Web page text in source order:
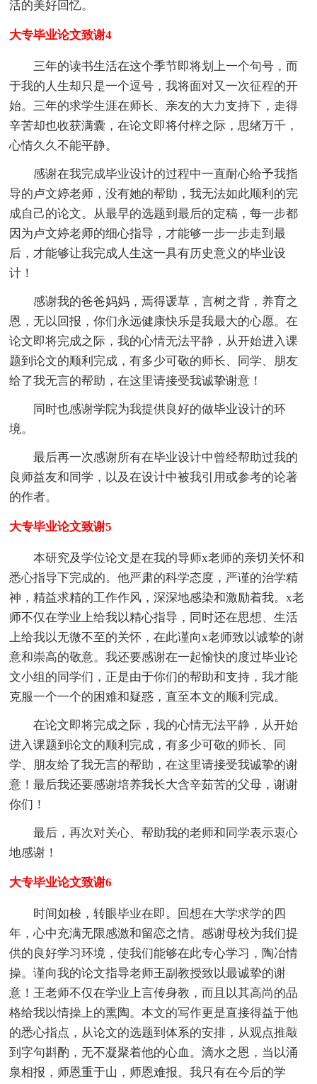
活的美好回忆。
大专毕业论文致谢4
三年的读书生活在这个季节即将划上一个句号，而
于我的人生却只是一个逗号，我将面对又一次征程的开
始。三年的求学生涯在师长、亲友的大力支持下，走得
辛苦却也收获满囊，在论文即将付梓之际，思绪万千，
心情久久不能平静。
感谢在我完成毕业设计的过程中一直耐心给予我指
导的卢文婷老师，没有她的帮助，我无法如此顺利的完
成自己的论文。从最早的选题到最后的定稿，每一步都
因为卢文婷老师的细心指导，才能够一步一步走到最
后，才能够让我完成人生这一具有历史意义的毕业设
计！
感谢我的爸爸妈妈，焉得谖草，言树之背，养育之
恩，无以回报，你们永远健康快乐是我最大的心愿。在
论文即将完成之际，我的心情无法平静，从开始进入课
题到论文的顺利完成，有多少可敬的师长、同学、朋友
给了我无言的帮助，在这里请接受我诚挚谢意！
同时也感谢学院为我提供良好的做毕业设计的环
境。
最后再一次感谢所有在毕业设计中曾经帮助过我的
良师益友和同学，以及在设计中被我引用或参考的论著
的作者。
大专毕业论文致谢5
本研究及学位论文是在我的导师x老师的亲切关怀和
悉心指导下完成的。他严肃的科学态度，严谨的治学精
神，精益求精的工作作风，深深地感染和激励着我。x老
师不仅在学业上给我以精心指导，同时还在思想、生活
上给我以无微不至的关怀，在此谨向x老师致以诚挚的谢
意和崇高的敬意。我还要感谢在一起愉快的度过毕业论
文小组的同学们，正是由于你们的帮助和支持，我才能
克服一个一个的困难和疑惑，直至本文的顺利完成。
在论文即将完成之际，我的心情无法平静，从开始
进入课题到论文的顺利完成，有多少可敬的师长、同
学、朋友给了我无言的帮助，在这里请接受我诚挚的谢
意！最后我还要感谢培养我长大含辛茹苦的父母，谢谢
你们！
最后，再次对关心、帮助我的老师和同学表示衷心
地感谢！
大专毕业论文致谢6
时间如梭，转眼毕业在即。回想在大学求学的四
年，心中充满无限感激和留恋之情。感谢母校为我们提
供的良好学习环境，使我们能够在此专心学习，陶冶情
操。谨向我的论文指导老师王副教授致以最诚挚的谢
意！王老师不仅在学业上言传身教，而且以其高尚的品
格给我以情操上的熏陶。本文的写作更是直接得益于他
的悉心指点，从论文的选题到体系的安排，从观点推敲
到字句斟酌，无不凝聚着他的心血。滴水之恩，当以涌
泉相报，师恩重于山，师恩难报。我只有在今后的学